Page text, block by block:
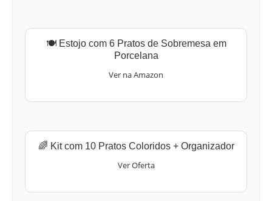
🍽️ Estojo com 6 Pratos de Sobremesa em
Porcelana
Ver na Amazon
🌈 Kit com 10 Pratos Coloridos + Organizador
Ver Oferta